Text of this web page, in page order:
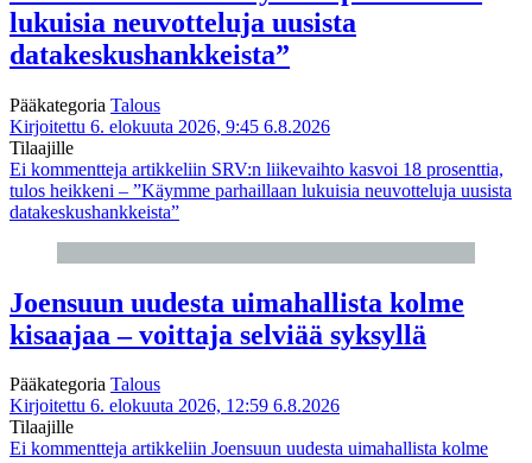
lukuisia neuvotteluja uusista
datakeskushankkeista”
Pääkategoria Talous
Kirjoitettu 6. elokuuta 2026, 9:45 6.8.2026
Tilaajille
Ei kommentteja artikkeliin SRV:n liikevaihto kasvoi 18 prosenttia,
tulos heikkeni – ”Käymme parhaillaan lukuisia neuvotteluja uusista
datakeskushankkeista”
Joensuun uudesta uimahallista kolme
kisaajaa – voittaja selviää syksyllä
Pääkategoria Talous
Kirjoitettu 6. elokuuta 2026, 12:59 6.8.2026
Tilaajille
Ei kommentteja artikkeliin Joensuun uudesta uimahallista kolme